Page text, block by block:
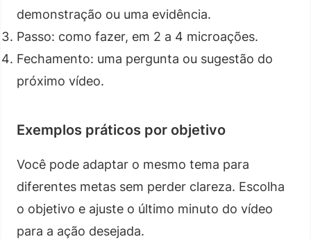
demonstração ou uma evidência.
Passo: como fazer, em 2 a 4 microações.
Fechamento: uma pergunta ou sugestão do
próximo vídeo.
Exemplos práticos por objetivo
Você pode adaptar o mesmo tema para
diferentes metas sem perder clareza. Escolha
o objetivo e ajuste o último minuto do vídeo
para a ação desejada.